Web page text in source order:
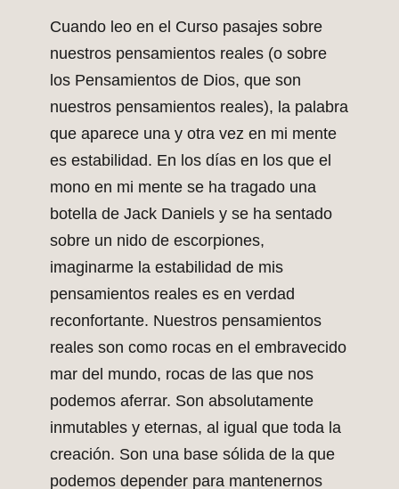
Cuando leo en el Curso pasajes sobre
nuestros pensamientos reales (o sobre
los Pensamientos de Dios, que son
nuestros pensamientos reales), la palabra
que aparece una y otra vez en mi mente
es estabilidad. En los días en los que el
mono en mi mente se ha tragado una
botella de Jack Daniels y se ha sentado
sobre un nido de escorpiones,
imaginarme la estabilidad de mis
pensamientos reales es en verdad
reconfortante. Nuestros pensamientos
reales son como rocas en el embravecido
mar del mundo, rocas de las que nos
podemos aferrar. Son absolutamente
inmutables y eternas, al igual que toda la
creación. Son una base sólida de la que
podemos depender para mantenernos